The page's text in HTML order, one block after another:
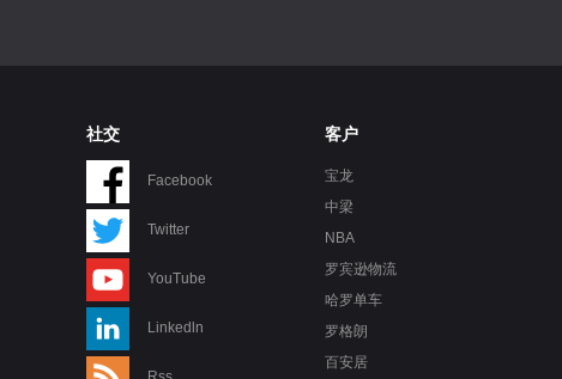
社交
Facebook
Twitter
YouTube
Linkedln
客户
宝龙
中梁
NBA
罗宾逊物流
哈罗单车
罗格朗
百安居